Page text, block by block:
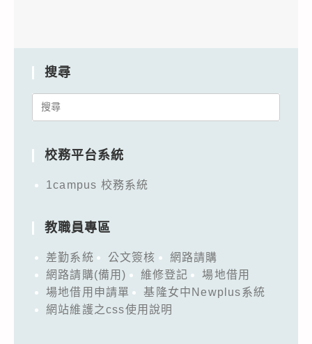
搜尋
Search
校務平台系統
1campus 校務系統
教職員專區
差勤系統 公文簽核
網路請購
網路請購(備用)
維修登記
場地借用
場地借用申請單
基隆女中Newplus系統
網站維護之css使用說明